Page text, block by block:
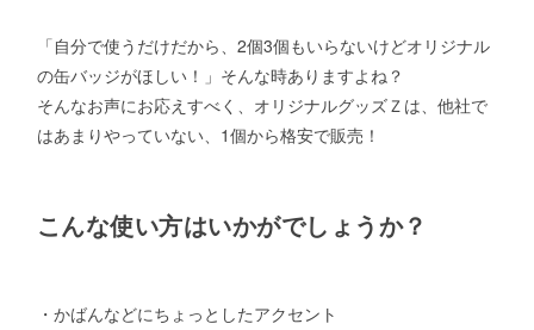
「自分で使うだけだから、2個3個もいらないけどオリジナル
の缶バッジがほしい！」そんな時ありますよね？
そんなお声にお応えすべく、オリジナルグッズＺは、他社で
はあまりやっていない、1個から格安で販売！
こんな使い方はいかがでしょうか？
・かばんなどにちょっとしたアクセント